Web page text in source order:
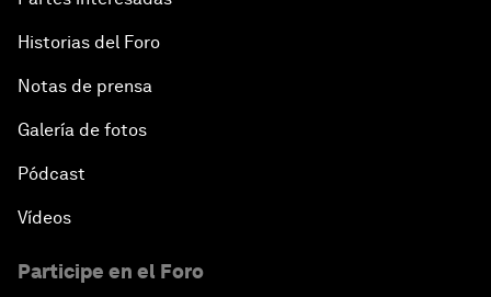
Historias del Foro
Notas de prensa
Galería de fotos
Pódcast
Vídeos
Participe en el Foro